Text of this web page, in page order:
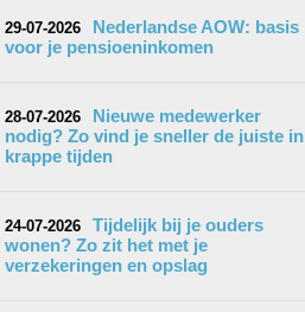
29-07-2026
Nederlandse AOW: basis
voor je pensioeninkomen
28-07-2026
Nieuwe medewerker
nodig? Zo vind je sneller de juiste in
krappe tijden
24-07-2026
Tijdelijk bij je ouders
wonen? Zo zit het met je
verzekeringen en opslag